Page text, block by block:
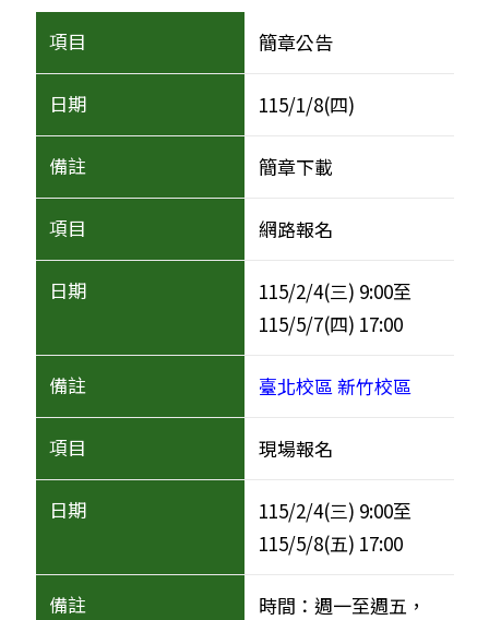
簡章公告
115/1/8(四)
簡章下載
網路報名
115/2/4(三) 9:00至
115/5/7(四) 17:00
臺北校區新竹校區
現場報名
115/2/4(三) 9:00至
115/5/8(五) 17:00
時間：週一至週五，